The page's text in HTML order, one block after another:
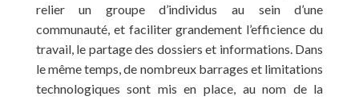
relier un groupe d’individus au sein d’une
communauté, et faciliter grandement l’efficience du
travail, le partage des dossiers et informations. Dans
le même temps, de nombreux barrages et limitations
technologiques sont mis en place, au nom de la